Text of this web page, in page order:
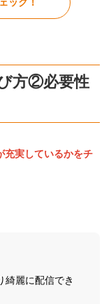
ック！
方②必要性
充実しているかをチ
綺麗に配信でき